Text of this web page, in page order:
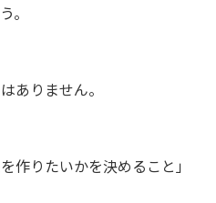
。
ありません。
作りたいかを決めること」